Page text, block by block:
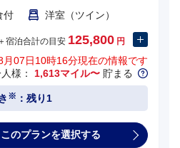
付 洋室（ツイン）
宿泊合計の目安 125,800 円
月07日10時16分現在の情報です
様： 1,613マイル〜 貯まる
※ ：残り1